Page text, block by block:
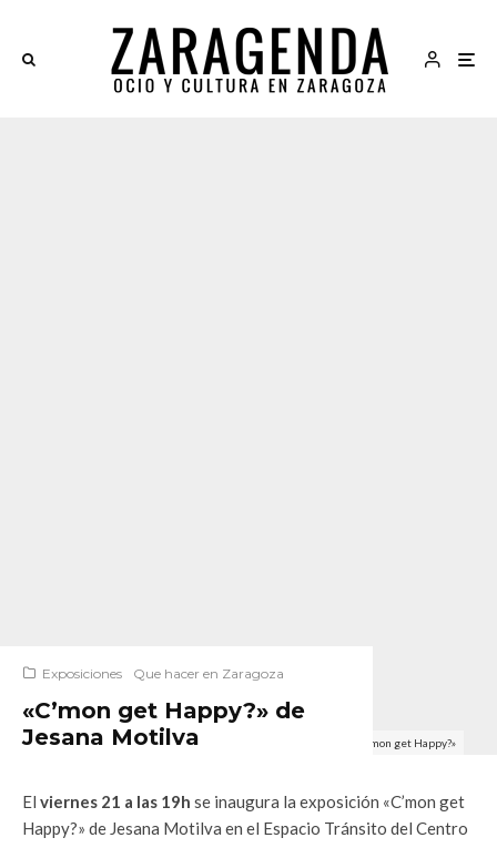
«C’mon get Happy?»
Exposiciones Que hacer en Zaragoza
«C’mon get Happy?» de
Jesana Motilva
El viernes 21 a las 19h se inaugura la exposición «C’mon get
Happy?» de Jesana Motilva en el Espacio Tránsito del Centro